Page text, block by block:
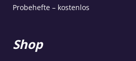
Probehefte – kostenlos
Shop